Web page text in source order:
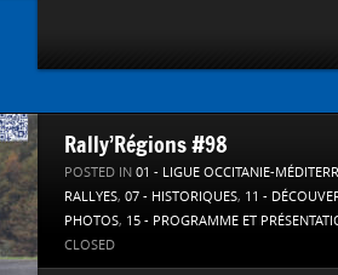
Rally’Régions #98
POSTED IN 01 - LIGUE OCCITANIE-
RALLYES, 07 - HISTORIQUES, 11 -
PHOTOS, 15 - PROGRAMME ET
CLOSED